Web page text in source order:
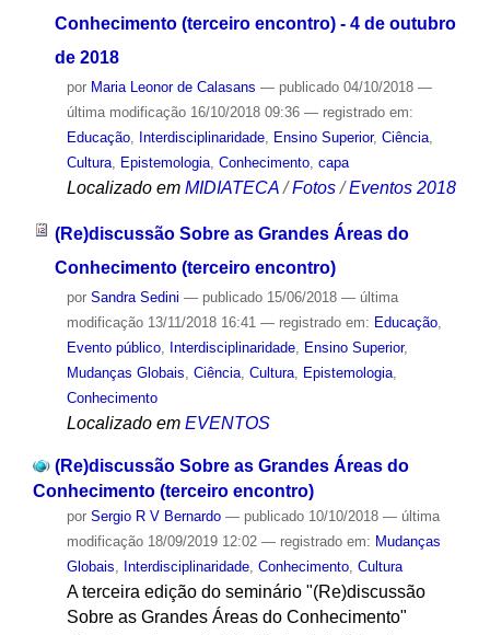
Conhecimento (terceiro encontro) - 4 de outubro
de 2018
por Maria Leonor de Calasans — publicado04/10/2018 —
última modificação16/10/2018 09:36 — registrado em:
Educação, Interdisciplinaridade, Ensino Superior, Ciência,
Cultura, Epistemologia, Conhecimento, capa
Localizado em MIDIATECA /Fotos /Eventos 2018
(Re)discussão Sobre as Grandes Áreas do
Conhecimento (terceiro encontro)
por Sandra Sedini — publicado15/06/2018 — última
modificação13/11/2018 16:41 — registrado em: Educação,
Evento público, Interdisciplinaridade, Ensino Superior,
Mudanças Globais, Ciência, Cultura, Epistemologia,
Conhecimento
Localizado em EVENTOS
(Re)discussão Sobre as Grandes Áreas do
Conhecimento (terceiro encontro)
por Sergio R V Bernardo — publicado10/10/2018 — última
modificação18/09/2019 12:02 — registrado em: Mudanças
Globais, Interdisciplinaridade, Conhecimento, Cultura
A terceira edição do seminário "(Re)discussão
Sobre as Grandes Áreas do Conhecimento"